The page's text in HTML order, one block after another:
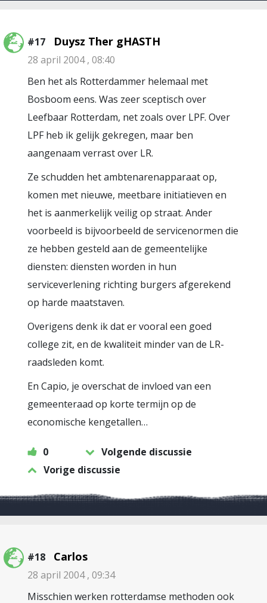
#17 Duysz Ther gHASTH
28 april 2004 , 08:40
Ben het als Rotterdammer helemaal met
Bosboom eens. Was zeer sceptisch over
Leefbaar Rotterdam, net zoals over LPF. Over
LPF heb ik gelijk gekregen, maar ben
aangenaam verrast over LR.
Ze schudden het ambtenarenapparaat op,
komen met nieuwe, meetbare initiatieven en
het is aanmerkelijk veilig op straat. Ander
voorbeeld is bijvoorbeeld de servicenormen die
ze hebben gesteld aan de gemeentelijke
diensten: diensten worden in hun
serviceverlening richting burgers afgerekend
op harde maatstaven.
Overigens denk ik dat er vooral een goed
college zit, en de kwaliteit minder van de LR-
raadsleden komt.
En Capio, je overschat de invloed van een
gemeenteraad op korte termijn op de
economische kengetallen…
0
Volgende discussie
Vorige discussie
#18 Carlos
28 april 2004 , 09:34
Misschien werken rotterdamse methoden ook